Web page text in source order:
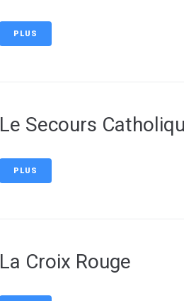
PLUS
Le Secours
PLUS
La Croix Rouge